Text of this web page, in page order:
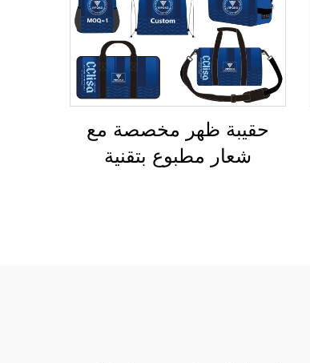
حقيبة ظهر مخصصة مع
شعار مطبوع بتقنية